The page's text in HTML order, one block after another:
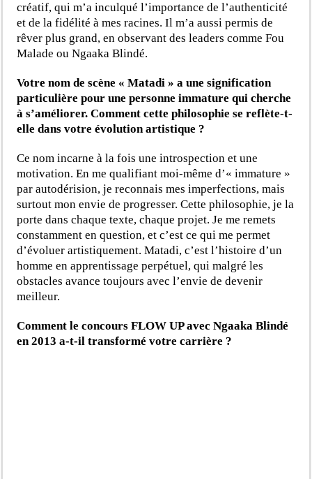
créatif, qui m’a inculqué l’importance de l’authenticité
et de la fidélité à mes racines. Il m’a aussi permis de
rêver plus grand, en observant des leaders comme Fou
Malade ou Ngaaka Blindé.
Votre nom de scène « Matadi » a une signification
particulière pour une personne immature qui cherche
à s’améliorer. Comment cette philosophie se reflète-t-
elle dans votre évolution artistique ?
Ce nom incarne à la fois une introspection et une
motivation. En me qualifiant moi-même d’« immature »
par autodérision, je reconnais mes imperfections, mais
surtout mon envie de progresser. Cette philosophie, je la
porte dans chaque texte, chaque projet. Je me remets
constamment en question, et c’est ce qui me permet
d’évoluer artistiquement. Matadi, c’est l’histoire d’un
homme en apprentissage perpétuel, qui malgré les
obstacles avance toujours avec l’envie de devenir
meilleur.
Comment le concours FLOW UP avec Ngaaka Blindé
en 2013 a-t-il transformé votre carrière ?